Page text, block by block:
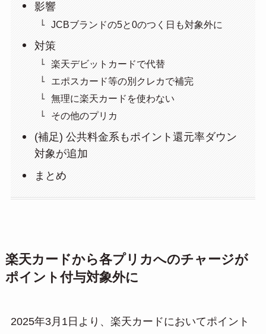
影響
JCBブランドの5と0のつく日も対象外に
対策
楽天デビットカードで代替
エポスカード等の別クレカで補完
無理に楽天カードを使わない
その他のプリカ
(補足) 公共料金系もポイント還元率ダウン
対象が追加
まとめ
楽天カードから各プリカへのチャージが
ポイント付与対象外に
2025年3月1日より、楽天カードにおいてポイント